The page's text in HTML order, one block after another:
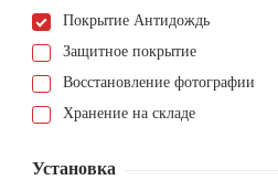
Покрытие Антидождь
Защитное покрытие
Восстановление фотографии
Хранение на складе
Установка